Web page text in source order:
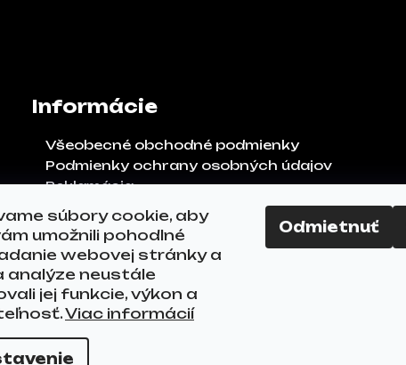
súbory cookie, aby
umožnili pohodlné
webovej stránky a
analýze neustále
jej funkcie, výkon a
Viac informácií
Odmietnuť
Informácie
Všeobecné obchodné podmienky
Podmienky ochrany osobných údajov
Reklamácia
Odstúpenie od zmluvy
FAQ
Kontakty
práva vyhradené.